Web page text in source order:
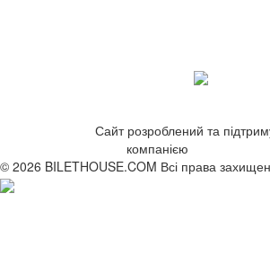
Сайт розроблений та
компанією
© 2026 BILETHOUSE.COM Всі права